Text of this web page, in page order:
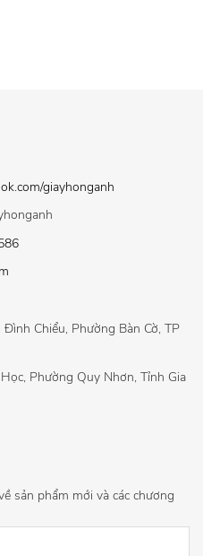
sản phẩm mới và các chương
giayhonganh
Chiểu, Phường Bàn Cờ, TP
Phường Quy Nhơn, Tỉnh Gia